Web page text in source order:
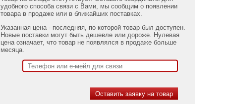
удобного способа связи с Вами, мы сообщим о появлении
товара в продаже или в ближайших поставках.
Указанная цена - последняя, по которой товар был доступен.
Новые поставки могут быть дешевле или дороже. Нулевая
цена означает, что товар не появлялся в продаже больше
месяца.